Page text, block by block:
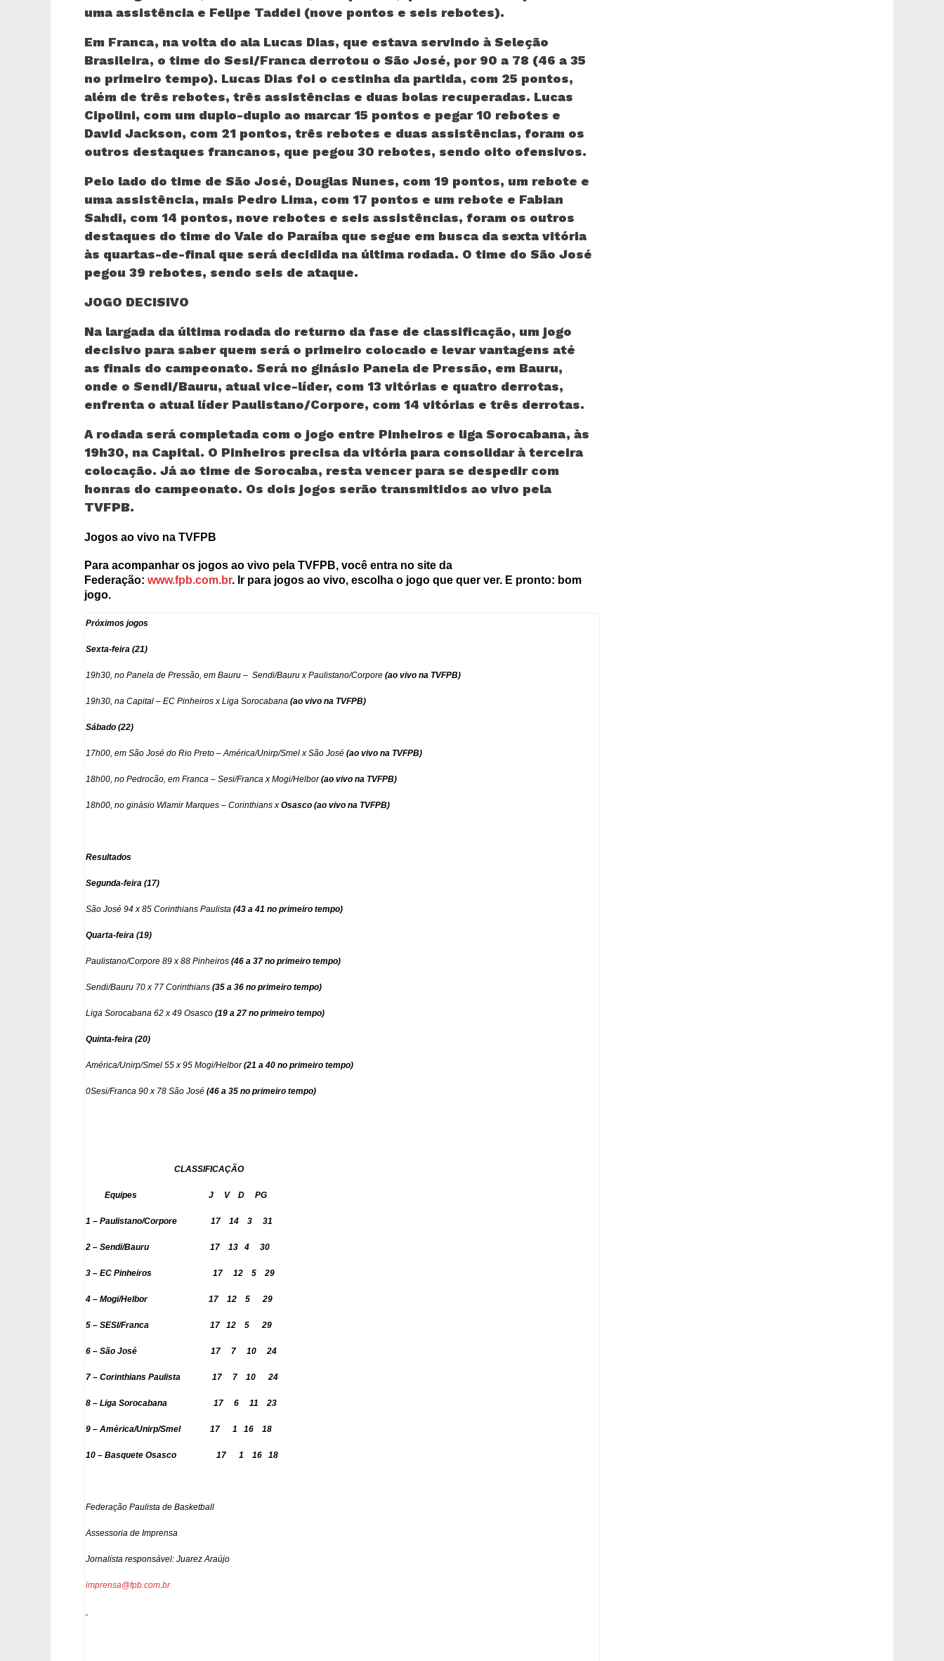
uma assistência e Felipe Taddei (nove pontos e seis rebotes).
Em Franca, na volta do ala Lucas Dias, que estava servindo à Seleção
Brasileira, o time do Sesi/Franca derrotou o São José, por 90 a 78 (46 a 35
no primeiro tempo). Lucas Dias foi o cestinha da partida, com 25 pontos,
além de três rebotes, três assistências e duas bolas recuperadas. Lucas
Cipolini, com um duplo-duplo ao marcar 15 pontos e pegar 10 rebotes e
David Jackson, com 21 pontos, três rebotes e duas assistências, foram os
outros destaques francanos, que pegou 30 rebotes, sendo oito ofensivos.
Pelo lado do time de São José, Douglas Nunes, com 19 pontos, um rebote e
uma assistência, mais Pedro Lima, com 17 pontos e um rebote e Fabian
Sahdi, com 14 pontos, nove rebotes e seis assistências, foram os outros
destaques do time do Vale do Paraíba que segue em busca da sexta vitória
às quartas-de-final que será decidida na última rodada. O time do São José
pegou 39 rebotes, sendo seis de ataque.
JOGO DECISIVO
Na largada da última rodada do returno da fase de classificação, um jogo
decisivo para saber quem será o primeiro colocado e levar vantagens até
as finais do campeonato. Será no ginásio Panela de Pressão, em Bauru,
onde o Sendi/Bauru, atual vice-líder, com 13 vitórias e quatro derrotas,
enfrenta o atual líder Paulistano/Corpore, com 14 vitórias e três derrotas.
A rodada será completada com o jogo entre Pinheiros e liga Sorocabana, às
19h30, na Capital. O Pinheiros precisa da vitória para consolidar à terceira
colocação. Já ao time de Sorocaba, resta vencer para se despedir com
honras do campeonato. Os dois jogos serão transmitidos ao vivo pela
TVFPB.
Jogos ao vivo na TVFPB
Para acompanhar os jogos ao vivo pela TVFPB, você entra no site da
Federação: www.fpb.com.br. Ir para jogos ao vivo, escolha o jogo que quer ver. E pronto: bom
jogo.
Próximos jogos
Sexta-feira (21)
19h30, no Panela de Pressão, em Bauru – Sendi/Bauru x Paulistano/Corpore (ao vivo na TVFPB)
19h30, na Capital – EC Pinheiros x Liga Sorocabana (ao vivo na TVFPB)
Sábado (22)
17h00, em São José do Rio Preto – América/Unirp/Smel x São José (ao vivo na TVFPB)
18h00, no Pedrocão, em Franca – Sesi/Franca x Mogi/Helbor(ao vivo na TVFPB)
18h00, no ginásio Wlamir Marques – Corinthians x Osasco (ao vivo na TVFPB)
Resultados
Segunda-feira (17)
São José 94 x 85 Corinthians Paulista (43 a 41 no primeiro tempo)
Quarta-feira (19)
Paulistano/Corpore 89 x 88 Pinheiros (46 a 37 no primeiro tempo)
Sendi/Bauru 70 x 77 Corinthians (35 a 36 no primeiro tempo)
Liga Sorocabana 62 x 49 Osasco (19 a 27 no primeiro tempo)
Quinta-feira (20)
América/Unirp/Smel 55 x 95 Mogi/Helbor(21 a 40 no primeiro tempo)
0Sesi/Franca 90 x 78 São José (46 a 35 no primeiro tempo)
CLASSIFICAÇÃO
Equipes J V D PG
1 – Paulistano/Corpore 17 14 3 31
2 – Sendi/Bauru 17 13 4 30
3 – EC Pinheiros 17 12 5 29
4 – Mogi/Helbor 17 12 5 29
5 – SESI/Franca 17 12 5 29
6 – São José 17 7 10 24
7 – Corinthians Paulista 17 7 10 24
8 – Liga Sorocabana 17 6 11 23
9 – América/Unirp/Smel 17 1 16 18
10 – Basquete Osasco 17 1 16 18
Federação Paulista de Basketball
Assessoria de Imprensa
Jornalista responsável: Juarez Araújo
imprensa@fpb.com.br